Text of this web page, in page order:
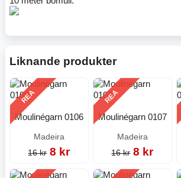
Liknande produkter
REA
Moulinégarn 0106
Madeira
16 kr 8 kr
REA
Moulinégarn 0107
Madeira
16 kr 8 kr